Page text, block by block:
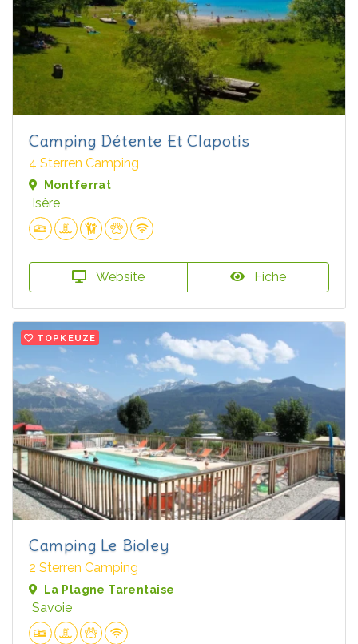
Camping Détente Et Clapotis
4 Sterren Camping
Montferrat
Isère
Website Fiche
TOPKEUZE
Camping Le Bioley
2 Sterren Camping
La Plagne Tarentaise
Savoie